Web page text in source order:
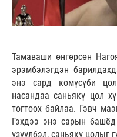
Тамаваши өнгөрсөн
эрэмбэлэгдэн
энэ сард комүсүби
насандаа саньякү цол
тогтоох байлаа. Гэвч
Гэхдээ энэ сарын
үзүүлбэл, саньякү цолыг